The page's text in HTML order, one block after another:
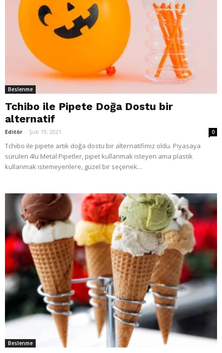
Beslenme
Tchibo ile Pipete Doğa Dostu bir
alternatif
Editör - Şub 19, 2021 0
Tchibo ile pipete artık doğa dostu bir alternatifimiz oldu. Piyasaya
sürülen 4lü Metal Pipetler, pipet kullanmak isteyen ama plastik
kullanmak istemeyenlere, güzel bir seçenek...
Beslenme